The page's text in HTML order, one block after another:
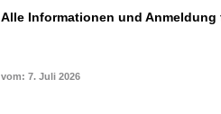
Alle Informationen und Anmeldung
vom: 7. Juli 2026